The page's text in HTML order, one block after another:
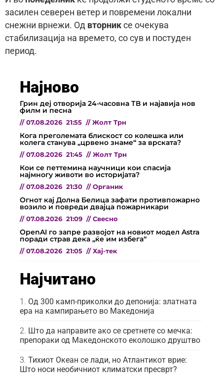
засилен северен ветер и повремени локални
снежни врнежи. Од вторник се очекува
стабилизација на времето, со сув и постуден
период.
Најново
Грин деј отворија 24-часовна ТВ и најавија нов
филм и песна
// 07.08.2026 21:55 // Жолт Трн
Кога преголемата блискост со колешка или
колега станува „црвено знаме“ за врската?
// 07.08.2026 21:45 // Жолт Трн
Кои се петтемина научници кои спасија
најмногу животи во историјата?
// 07.08.2026 21:30 // Органик
Огнот кај Долна Белица зафати противпожарно
возило и повреди двајца пожарникари
// 07.08.2026 21:09 // Свесно
OpenAI го запре развојот на новиот модел Astra
поради страв дека „ќе им избега“
// 07.08.2026 21:05 // Хај-тек
Најчитано
Од 300 камп-приколки до депонија: златната
ера на кампирањето во Македонија
Што да направите ако се сретнете со мечка:
препораки од Македонското еколошко друштво
Тихиот Океан се лади, но Атлантикот врие:
Што носи необичниот климатски пресврт?